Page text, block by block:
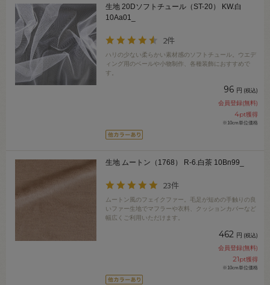
生地 20Dソフトチュール（ST-20） KW.白
10Aa01_
2件
ハリの少ない柔らかい素材感のソフトチュール。ウエデ
ィング用のベールや小物制作、各種装飾におすすめで
す。
96 円 (税込)
会員登録(無料)
4pt獲得
※10cm単位価格
生地 ムートン（1768） R-6.白茶 10Bn99_
23件
ムートン風のフェイクファー。毛足が短めの手触りの良
いファー生地でマフラーや衣料、クッションカバーなど
幅広くご利用いただけます。
462 円 (税込)
会員登録(無料)
21pt獲得
※10cm単位価格